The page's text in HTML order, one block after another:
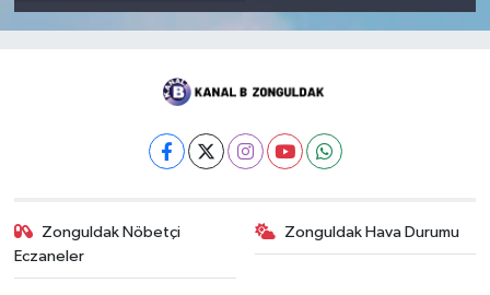
Zonguldak Nöbetçi
Eczaneler
Zonguldak Hava Durumu